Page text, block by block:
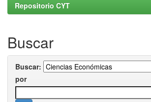
Repositorio CYT
Buscar
Buscar:
por